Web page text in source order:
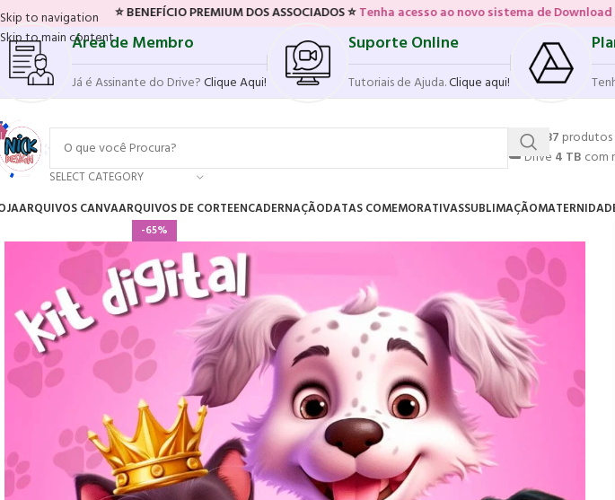
Skip to navigation
Skip to main content
⭐ BENEFÍCIO PREMIUM DOS ASSOCIADOS ⭐Tenha acesso ao novo sistema de Download Direto!Baixe
Área de Membro
Já é Assinante do Drive?Clique Aqui!
Suporte Online
Tutoriais de Ajuda.Clique aqui!
SELECT CATEGORY
💥17.587 produtos
☁️ Drive 4 TB com
ARQUIVOS CANVAARQUIVOS DE CORTEENCADERNAÇÃODATAS COMEMORATIVASSUBLIMAÇÃO
-65%